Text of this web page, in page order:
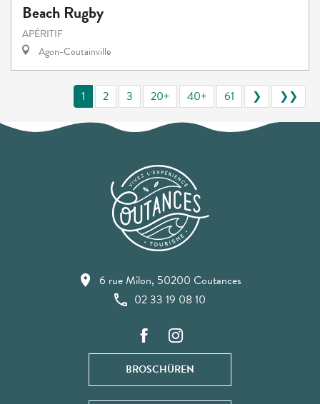
Beach Rugby
APÉRITIF
Agon-Coutainville
1 2 3 20+ 40+ 61 ❯ ❯❯
6 rue Milon, 50200 Coutances
02 33 19 08 10
BROSCHÜREN